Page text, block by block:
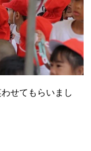
せてもらいまし